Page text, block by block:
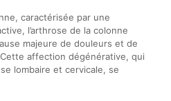
caractérisée par une
l’arthrose de la colonne
majeure de douleurs et de
affection dégénérative, qui
lombaire et cervicale, se